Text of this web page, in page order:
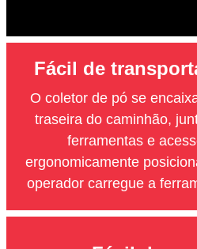
Fácil de
O coletor de pó se
traseira do caminhão,
ferramentas e
ergonomicamente
operador carregue a